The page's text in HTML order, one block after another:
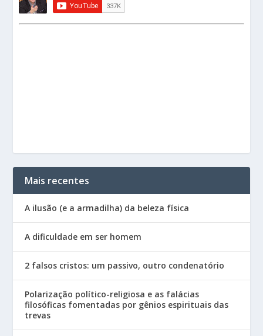
Mais recentes
A ilusão (e a armadilha) da beleza física
A dificuldade em ser homem
2 falsos cristos: um passivo, outro condenatório
Polarização político-religiosa e as falácias
filosóficas fomentadas por gênios espirituais das
trevas